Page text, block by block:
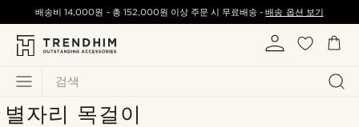
검색
배송비14,000원 - 총 152,000원 이상 주문 시 무료배송 -배송 옵션 보기
별자리 목걸이